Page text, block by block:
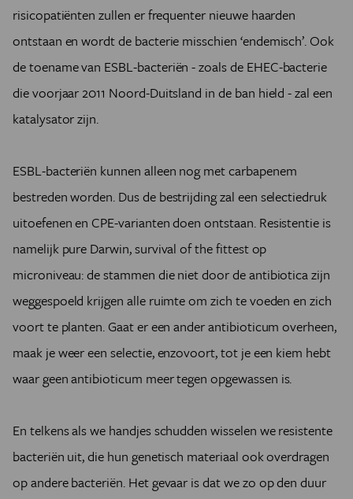
risicopatiënten zullen er frequenter nieuwe haarden
ontstaan en wordt de bacterie misschien ‘endemisch’. Ook
de toename van ESBL-bacteriën - zoals de EHEC-bacterie
die voorjaar 2011 Noord-Duitsland in de ban hield - zal een
katalysator zijn.
ESBL-bacteriën kunnen alleen nog met carbapenem
bestreden worden. Dus de bestrijding zal een selectiedruk
uitoefenen en CPE-varianten doen ontstaan. Resistentie is
namelijk pure Darwin, survival of the fittest op
microniveau: de stammen die niet door de antibiotica zijn
weggespoeld krijgen alle ruimte om zich te voeden en zich
voort te planten. Gaat er een ander antibioticum overheen,
maak je weer een selectie, enzovoort, tot je een kiem hebt
waar geen antibioticum meer tegen opgewassen is.
En telkens als we handjes schudden wisselen we resistente
bacteriën uit, die hun genetisch materiaal ook overdragen
op andere bacteriën. Het gevaar is dat we zo op den duur